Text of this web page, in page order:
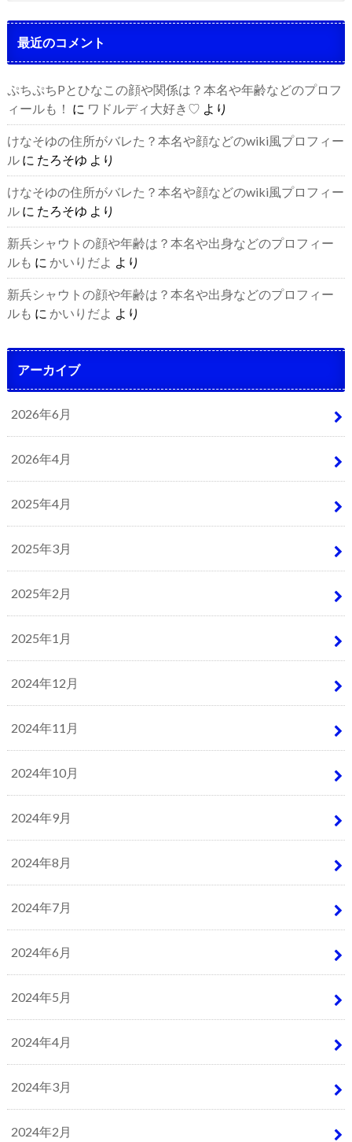
最近のコメント
ぷちぷちPとひなこの顔や関係は？本名や年齢などのプロフ
ィールも！ に ワドルディ大好き♡ より
けなそゆの住所がバレた？本名や顔などのwiki風プロフィー
ルに たろそゆ より
けなそゆの住所がバレた？本名や顔などのwiki風プロフィー
ルに たろそゆ より
新兵シャウトの顔や年齢は？本名や出身などのプロフィー
ルも に かいりだよ より
新兵シャウトの顔や年齢は？本名や出身などのプロフィー
ルも に かいりだよ より
アーカイブ
2026年6月
2026年4月
2025年4月
2025年3月
2025年2月
2025年1月
2024年12月
2024年11月
2024年10月
2024年9月
2024年8月
2024年7月
2024年6月
2024年5月
2024年4月
2024年3月
2024年2月